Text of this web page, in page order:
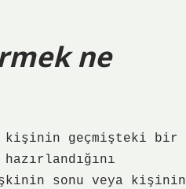
ne
kişinin geçmişteki bir
sonu veya kişinin